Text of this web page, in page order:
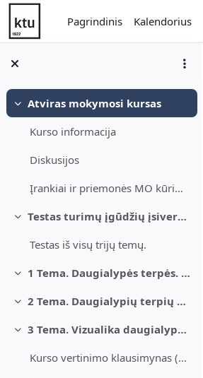
Pereiti į pagrindinį turinį
Pagrindinis
Kalendorius
Sutraukti
Atviras mokymosi kursas
Kurso informacija
Diskusijos
Įrankiai ir priemonės MO kūrimui
Sutraukti
Testas turimų įgūdžių įsivertinimui
Testas iš visų trijų temų.
Sutraukti 1 Tema. Daugialypės terpės. Samprata ir paskirtis
Sutraukti 2 Tema. Daugialypių terpių technologijos
Sutraukti
3 Tema. Vizualika daugialypėse terpėse. Infografikai ir animacija
Kurso vertinimo klausimynas (EN klaba)